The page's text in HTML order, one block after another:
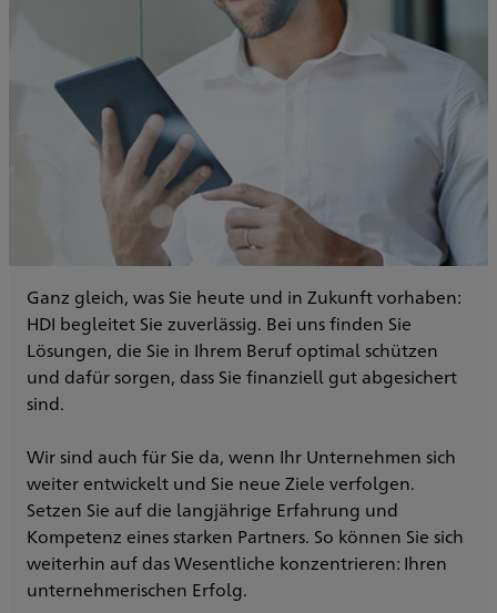
Ganz gleich, was Sie heute und in Zukunft vorhaben:
HDI begleitet Sie zuverlässig. Bei uns finden Sie
Lösungen, die Sie in Ihrem Beruf optimal schützen
und dafür sorgen, dass Sie finanziell gut abgesichert
sind.
Wir sind auch für Sie da, wenn Ihr Unternehmen sich
weiter entwickelt und Sie neue Ziele verfolgen.
Setzen Sie auf die langjährige Erfahrung und
Kompetenz eines starken Partners. So können Sie sich
weiterhin auf das Wesentliche konzentrieren: Ihren
unternehmerischen Erfolg.